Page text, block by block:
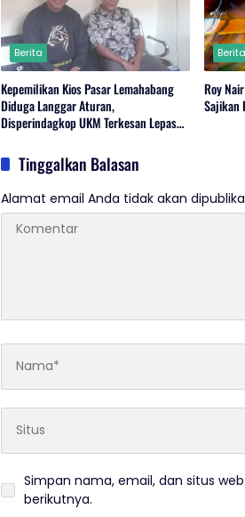
Berita
Kepemilikan Kios Pasar Lemahabang
Diduga Langgar Aturan,
Disperindagkop UKM Terkesan Lepas
Berita
Roy
Sajikan
Tinggalkan Balasan
Alamat email Anda tidak akan
Simpan nama, email, dan situs
berikutnya.